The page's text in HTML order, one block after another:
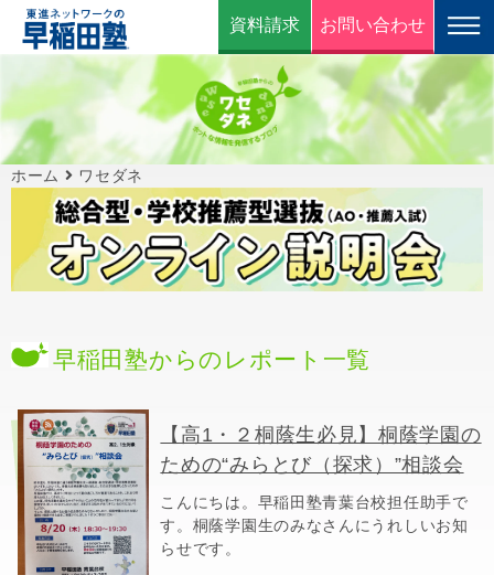
資料請求 お問い合わせ
ホーム ワセダネ
早稲田塾からのレポート一覧
【高1・２桐蔭生必見】桐蔭学園の
ための“みらとび（探求）”相談会
こんにちは。早稲田塾青葉台校担任助手で
す。桐蔭学園生のみなさんにうれしいお知
らせです。